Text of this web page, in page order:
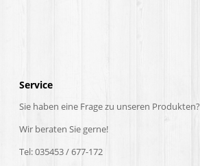
Service
Sie haben eine Frage zu unseren Produkten?
Wir beraten Sie gerne!
Tel: 035453 / 677-172